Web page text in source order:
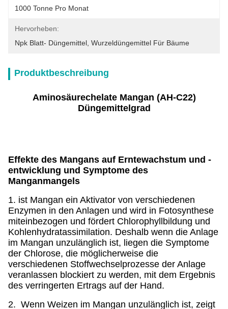
1000 Tonne Pro Monat
Hervorheben:
Npk Blatt- Düngemittel Wurzeldüngemittel Für Bäume
Produktbeschreibung
Aminosäurechelate Mangan (AH-C22)
Düngemittelgrad
Effekte des Mangans auf Erntewachstum und -
entwicklung und Symptome des
Manganmangels
1. ist Mangan ein Aktivator von verschiedenen
Enzymen in den Anlagen und wird in Fotosynthese
miteinbezogen und fördert Chlorophyllbildung und
Kohlenhydratassimilation. Deshalb wenn die Anlage
im Mangan unzulänglich ist, liegen die Symptome
der Chlorose, die möglicherweise die
verschiedenen Stoffwechselprozesse der Anlage
veranlassen blockiert zu werden, mit dem Ergebnis
des verringerten Ertrags auf der Hand.
2. Wenn Weizen im Mangan unzulänglich ist, zeigt